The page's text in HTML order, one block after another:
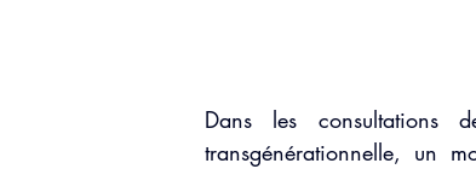
Syndrome de l'imposteur Troubles du sommeil
Dans les consultations
transgénérationnelle, un